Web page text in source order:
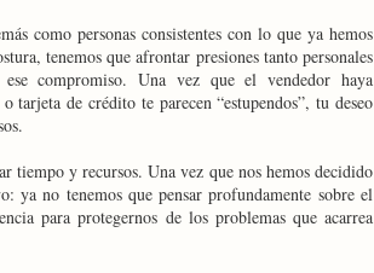
como personas consistentes con lo que ya hemos
tenemos que afrontar presiones tanto personales
ese compromiso. Una vez que el vendedor haya
de crédito te parecen “estupendos”, tu deseo
tiempo y recursos. Una vez que nos hemos decidido
no tenemos que pensar profundamente sobre el
para protegernos de los problemas que acarrea